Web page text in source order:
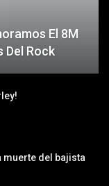
El 8M
Del Rock
muerte del bajista